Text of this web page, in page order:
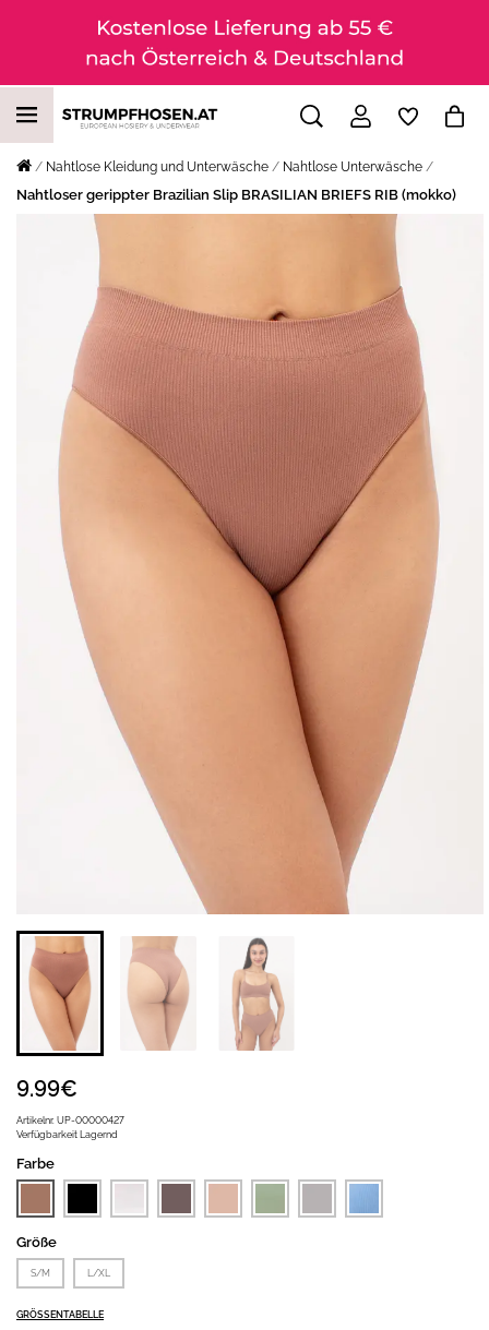
Nahtlose Kleidung und Unterwäsche Nahtlose Unterwäsche
Nahtloser gerippter Brazilian Slip BRASILIAN BRIEFS RIB (mokko)
Artikelnr. UP-00000427
Verfügbarkeit Lagernd
9.99€
Farbe
Größe
S/M L/XL
GRÖSSENTABELLE